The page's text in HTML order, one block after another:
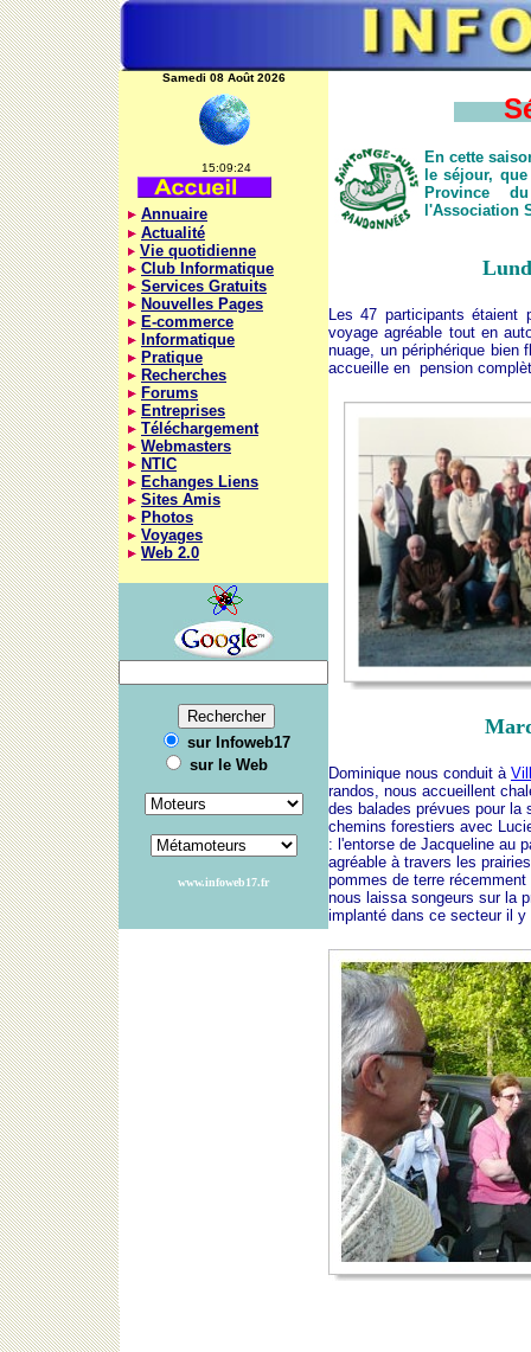
Samedi 08 Août 2026
15:09:24
Annuaire
Actualité
Vie quotidienne
Club Informatique
Services Gratuits
Nouvelles Pages
E-commerce
Informatique
Pratique
Recherches
Forums
Entreprises
Téléchargement
Webmasters
NTIC
Echanges Liens
Sites Amis
Photos
Voyages
Web 2.0
sur Infoweb17
sur le Web
www.infoweb17.fr
En cette
le séjour,
Province
l'Association
Les 47 participants étaient
voyage agréable tout en
nuage, un périphérique
accueille en pension
Dominique nous conduit à
randos, nous accueillent
des balades prévues pour
chemins forestiers avec
: l'entorse de Jacqueline au
agréable à travers les
pommes de terre
nous laissa songeurs sur la
implanté dans ce secteur il